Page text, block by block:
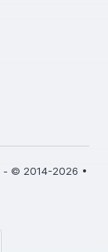
- © 2014-2026 •